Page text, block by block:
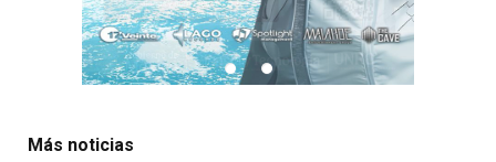
Más noticias